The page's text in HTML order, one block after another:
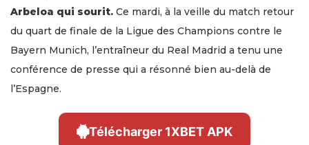
Arbeloa qui sourit. Ce mardi, à la veille du match retour
du quart de finale de la Ligue des Champions contre le
Bayern Munich, l’entraîneur du Real Madrid a tenu une
conférence de presse qui a résonné bien au-delà de
l’Espagne.
Télécharger 1XBET APK